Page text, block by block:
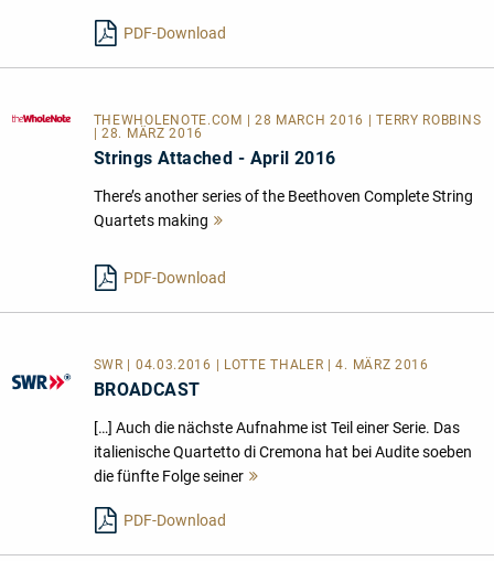
PDF-Download
THEWHOLENOTE.COM
| 28 MARCH 2016 | TERRY ROBBINS
| 28. MÄRZ 2016
Strings Attached - April 2016
There’s another series of the Beethoven Complete String
Quartets making
PDF-Download
SWR | 04.03.2016 | LOTTE THALER | 4. MÄRZ 2016
BROADCAST
[…] Auch die nächste Aufnahme ist Teil einer Serie. Das
italienische Quartetto di Cremona hat bei Audite soeben
die fünfte Folge seiner
PDF-Download